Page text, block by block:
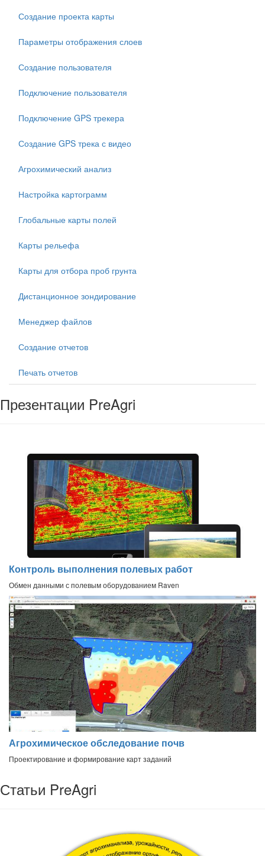
Создание проекта карты
Параметры отображения слоев
Создание пользователя
Подключение пользователя
Подключение GPS трекера
Создание GPS трека с видео
Агрохимический анализ
Настройка картограмм
Глобальные карты полей
Карты рельефа
Карты для отбора проб грунта
Дистанционное зондирование
Менеджер файлов
Создание отчетов
Печать отчетов
Презентации PreAgri
Контроль выполнения полевых работ
Обмен данными с полевым оборудованием Raven
Агрохимическое обследование почв
Проектирование и формирование карт заданий
Статьи PreAgri